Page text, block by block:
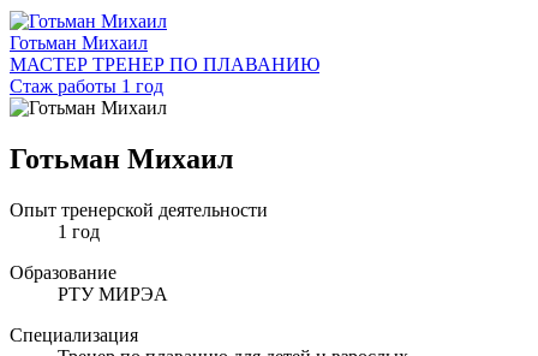
Готьман Михаил
МАСТЕР ТРЕНЕР ПО ПЛАВАНИЮ
Стаж работы 1 год
Готьман Михаил
Опыт тренерской деятельности
1 год
Образование
РТУ МИРЭА
Специализация